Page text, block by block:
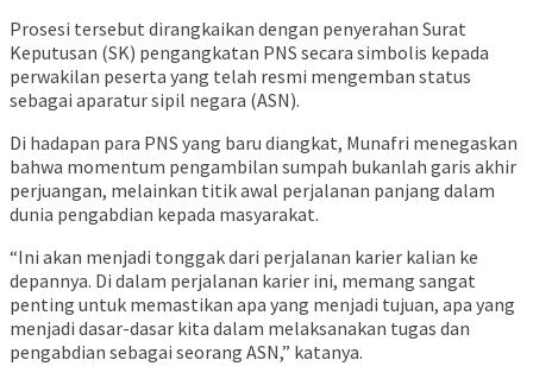
Prosesi tersebut dirangkaikan dengan penyerahan Surat
Keputusan (SK) pengangkatan PNS secara simbolis kepada
perwakilan peserta yang telah resmi mengemban status
sebagai aparatur sipil negara (ASN).
Di hadapan para PNS yang baru diangkat, Munafri menegaskan
bahwa momentum pengambilan sumpah bukanlah garis akhir
perjuangan, melainkan titik awal perjalanan panjang dalam
dunia pengabdian kepada masyarakat.
“Ini akan menjadi tonggak dari perjalanan karier kalian ke
depannya. Di dalam perjalanan karier ini, memang sangat
penting untuk memastikan apa yang menjadi tujuan, apa yang
menjadi dasar-dasar kita dalam melaksanakan tugas dan
pengabdian sebagai seorang ASN,” katanya.